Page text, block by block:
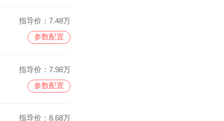
指导价： 7.48万
参数配置
指导价： 7.98万
参数配置
指导价： 8.68万